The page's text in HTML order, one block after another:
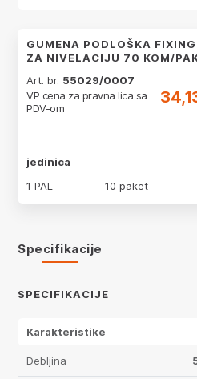
GUMENA PODLOŠKA
ZA NIVELACIJU 70 KOM/
Art. br. 55029/0007
VP cena za pravna lica sa
PDV-om
jedinica
1 PAL
10 paket
Specifikacije
SPECIFIKACIJE
Karakteristike
Debljina